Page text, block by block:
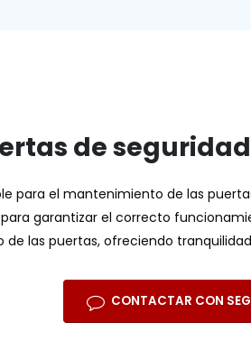
de seguridad
para el mantenimiento de las
garantizar el correcto
las puertas, ofreciendo
CONTACTAR CON